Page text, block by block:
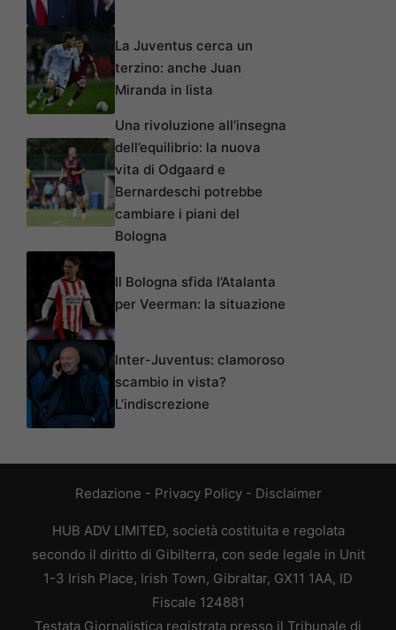
La Juventus cerca un
terzino: anche Juan
Miranda in lista
Una rivoluzione all’insegna
dell’equilibrio: la nuova
vita di Odgaard e
Bernardeschi potrebbe
cambiare i piani del
Bologna
Il Bologna sfida l’Atalanta
per Veerman: la situazione
Inter-Juventus: clamoroso
scambio in vista?
L’indiscrezione
Redazione - Privacy Policy- Disclaimer
HUB ADV LIMITED, società costituita e regolata
secondo il diritto di Gibilterra, con sede legale in Unit
1-3 Irish Place, Irish Town, Gibraltar, GX11 1AA, ID
Fiscale 124881
Testata Giornalistica registrata presso il Tribunale di